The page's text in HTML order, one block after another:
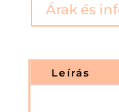
Árak és
Leírás